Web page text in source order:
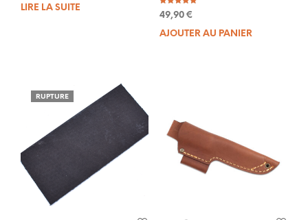
LIRE LA SUITE
Note
5.00
49,90 €
AJOUTER AU PANIER
RUPTURE